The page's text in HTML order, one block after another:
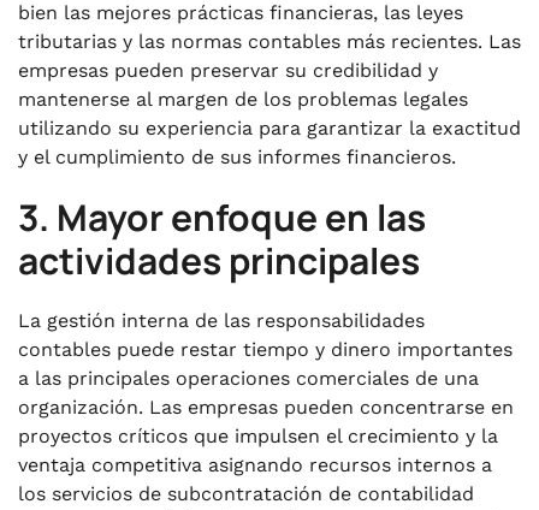
bien las mejores prácticas financieras, las leyes
tributarias y las normas contables más recientes. Las
empresas pueden preservar su credibilidad y
mantenerse al margen de los problemas legales
utilizando su experiencia para garantizar la exactitud
y el cumplimiento de sus informes financieros.
3. Mayor enfoque en las
actividades principales
La gestión interna de las responsabilidades
contables puede restar tiempo y dinero importantes
a las principales operaciones comerciales de una
organización. Las empresas pueden concentrarse en
proyectos críticos que impulsen el crecimiento y la
ventaja competitiva asignando recursos internos a
los servicios de subcontratación de contabilidad